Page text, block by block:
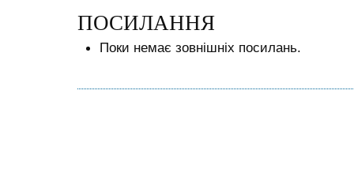
ПОСИЛАННЯ
Поки немає зовнішніх посилань.